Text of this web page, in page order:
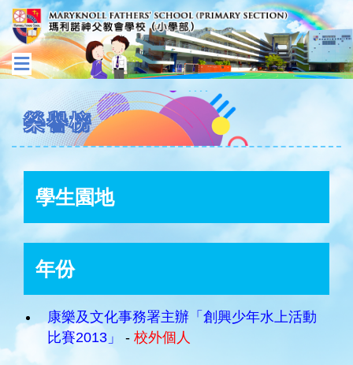
榮譽榜
學生園地
年份
康樂及文化事務署主辦「創興少年水上活動
比賽2013」
- 校外個人